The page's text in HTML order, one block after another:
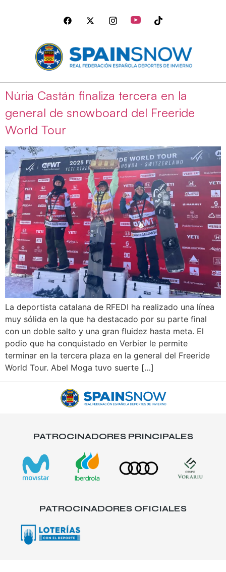
Núria Castán finaliza tercera en la
general de snowboard del Freeride
World Tour
La deportista catalana de RFEDI ha realizado una línea
muy sólida en la que ha destacado por su parte final
con un doble salto y una gran fluidez hasta meta. El
podio que ha conquistado en Verbier le permite
terminar en la tercera plaza en la general del Freeride
World Tour. Abel Moga tuvo suerte […]
PATROCINADORES PRINCIPALES
PATROCINADORES OFICIALES